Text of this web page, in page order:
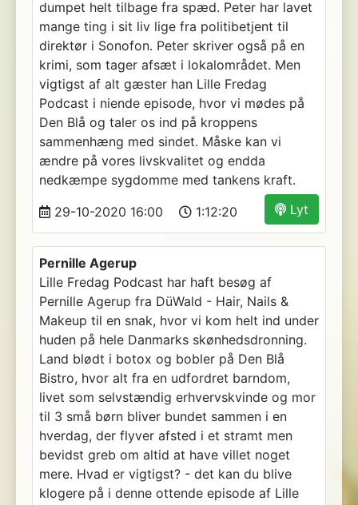
dumpet helt tilbage fra spæd. Peter har lavet
mange ting i sit liv lige fra politibetjent til
direktør i Sonofon. Peter skriver også på en
krimi, som tager afsæt i lokalområdet. Men
vigtigst af alt gæster han Lille Fredag
Podcast i niende episode, hvor vi mødes på
Den Blå og taler os ind på kroppens
sammenhæng med sindet. Måske kan vi
ændre på vores livskvalitet og endda
nedkæmpe sygdomme med tankens kraft.
Lyt
29-10-2020 16:00 1:12:20
Pernille Agerup
Lille Fredag Podcast har haft besøg af
Pernille Agerup fra DüWald - Hair, Nails &
Makeup til en snak, hvor vi kom helt ind under
huden på hele Danmarks skønhedsdronning.
Land blødt i botox og bobler på Den Blå
Bistro, hvor alt fra en udfordret barndom,
livet som selvstændig erhvervskvinde og mor
til 3 små børn bliver bundet sammen i en
hverdag, der flyver afsted i et stramt men
bevidst greb om altid at have villet noget
mere. Hvad er vigtigst? - det kan du blive
klogere på i denne ottende episode af Lille